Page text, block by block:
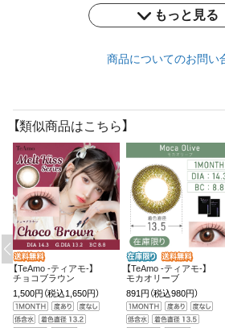
もっと見る
商品についてのお問い
【類似商品はこちら】
【TeAmo -ティアモ-】
チョコブラウン
1,500円 （税込1,650円）
【TeAmo -ティアモ-】
モカオリーブ
891円 （税込980円）